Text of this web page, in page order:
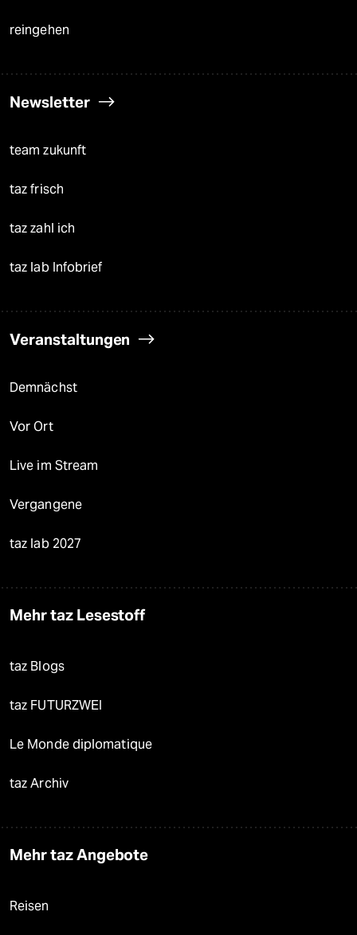
reingehen
Newsletter
team zukunft
taz frisch
taz zahl ich
taz lab Infobrief
Veranstaltungen
Demnächst
Vor Ort
Live im Stream
Vergangene
taz lab 2027
Mehr taz Lesestoff
taz Blogs
taz FUTURZWEI
Le Monde diplomatique
taz Archiv
Mehr taz Angebote
Reisen